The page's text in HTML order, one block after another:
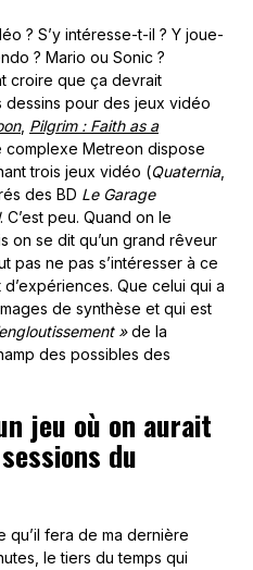
? S’y intéresse-t-il ? Y joue-
? Mario ou Sonic ?
croire que ça devrait
dessins pour des jeux vidéo
, Pilgrim : Faith as a
complexe Metreon dispose
trois jeux vidéo (Quaternia,
des BD Le Garage
. C’est peu. Quand on le
on se dit qu’un grand rêveur
pas ne pas s’intéresser à ce
Que celui qui a
de synthèse et qui est
»de la
des possibles des
jeu où on aurait
du
qu’il fera de ma dernière
le tiers du temps qui